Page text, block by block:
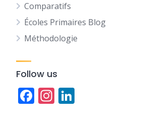
Comparatifs
Écoles Primaires Blog
Méthodologie
Follow us
Facebook
Instagram